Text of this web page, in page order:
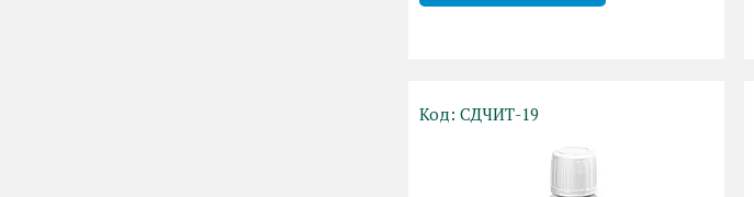
СДЧИТ-19